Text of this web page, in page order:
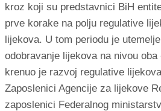
kroz koji su predstavnici BiH
prve korake na polju regulative
lijekova. U tom periodu je
odobravanje lijekova na nivou
krenuo je razvoj regulative
Zaposlenici Agencije za lijekove
zaposlenici Federalnog